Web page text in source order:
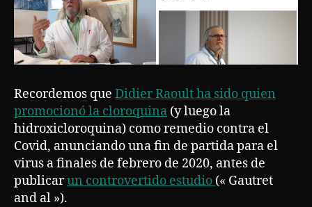
Recordemos que Didier Raoult ha sido quien
promocionó la cloroquina (y luego la
hidroxicloroquina) como remedio contra el
Covid, anunciando una fin de partida para el
virus a finales de febrero de 2020, antes de
publicarun controvertido estudio (« Gautret
and al »).